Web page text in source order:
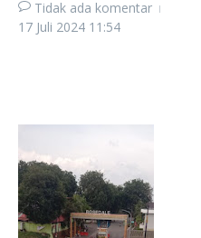
Tidak ada komentar
17 Juli 2024 11:54